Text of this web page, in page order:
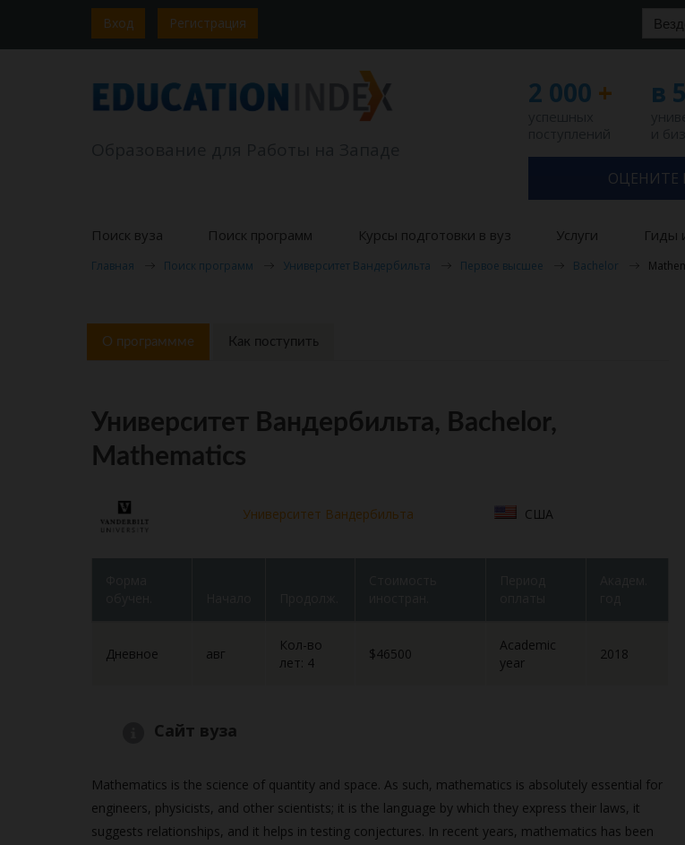
Вход Регистрация
2 000 + в
ОЦЕНИТЕ
Поиск вуза Поиск программ Курсы подготовки в вуз Услуги Гиды
Главная Поиск программ Университет Вандербильта Первое высшее Bachelor
О программме Как поступить
Университет Вандербильта, Bachelor,
Mathematics
Университет Вандербильта США
Дневное авг
Кол-во
лет: 4
$46500
Academic
year
2018
Сайт вуза
Mathematics is the science of quantity and space. As such, mathematics is absolutely essential for
engineers, physicists, and other scientists; it is the language by which they express their laws, it
suggests relationships, and it helps in testing conjectures. In recent years, mathematics has been